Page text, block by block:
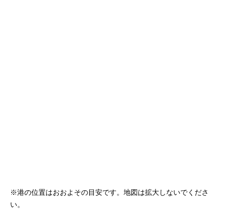
※港の位置はおおよその目安です。地図は拡大しないでくださ
い。